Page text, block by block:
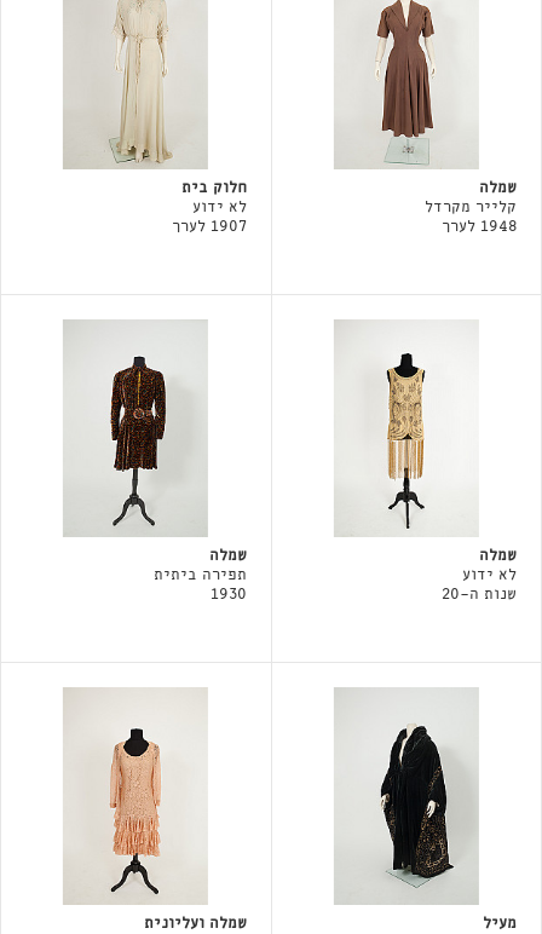
שמלה
קלייר מקרדל
1948 לערך
חלוק בית
לא ידוע
1907 לערך
שמלה
לא ידוע
שנות ה-20
שמלה
תפירה ביתית
1930
מעיל
שמלה ועליונית